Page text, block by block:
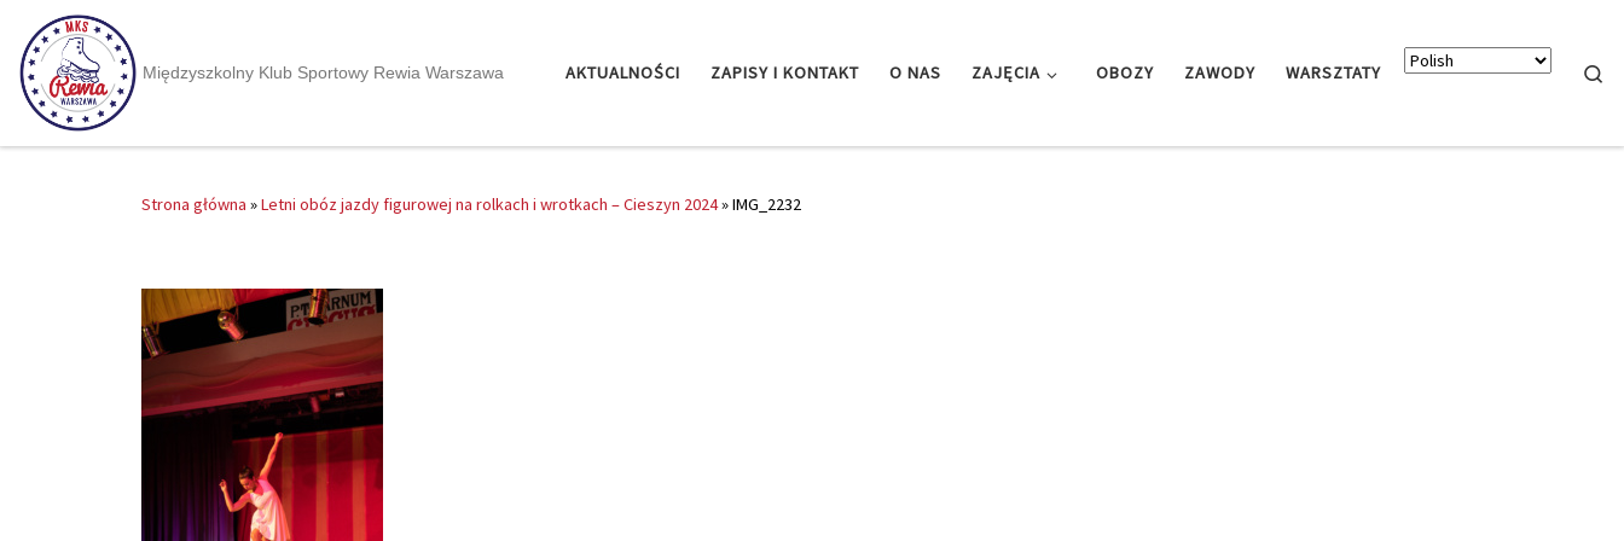
Międzyszkolny Klub Sportowy Rewia Warszawa AKTUALNOŚCI ZAPISY I KONTAKT O NAS ZAJĘCIA OBOZY ZAWODY WARSZTATY
Strona główna »Letni obóz jazdy figurowej na rolkach i wrotkach – Cieszyn 2024»IMG_2232